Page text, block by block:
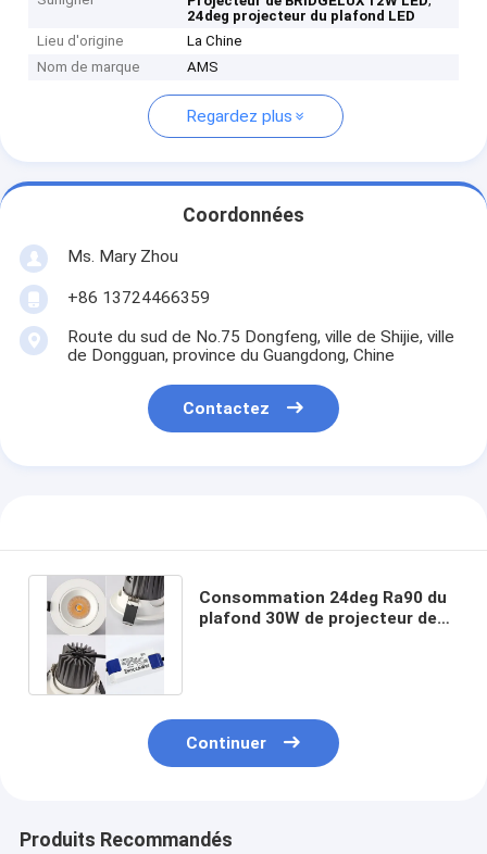
24deg projecteur du plafond LED
Lieu d'origine
La Chine
Nom de marque
AMS
Regardez plus
Coordonnées
Ms. Mary Zhou
+86 13724466359
Route du sud de No.75 Dongfeng, ville de Shijie, ville
de Dongguan, province du Guangdong, Chine
Contactez
Consommation 24deg Ra90 du
plafond 30W de projecteur de
Continuer
Produits Recommandés